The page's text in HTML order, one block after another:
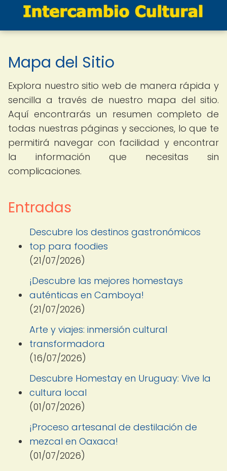
Mapa del Sitio
Explora nuestro sitio web de manera rápida y
sencilla a través de nuestro mapa del sitio.
Aquí encontrarás un resumen completo de
todas nuestras páginas y secciones, lo que te
permitirá navegar con facilidad y encontrar
la información que necesitas sin
complicaciones.
Entradas
Descubre los destinos gastronómicos
top para foodies
(21/07/2026)
¡Descubre las mejores homestays
auténticas en Camboya!
(21/07/2026)
Arte y viajes: inmersión cultural
transformadora
(16/07/2026)
Descubre Homestay en Uruguay: Vive la
cultura local
(01/07/2026)
¡Proceso artesanal de destilación de
mezcal en Oaxaca!
(01/07/2026)